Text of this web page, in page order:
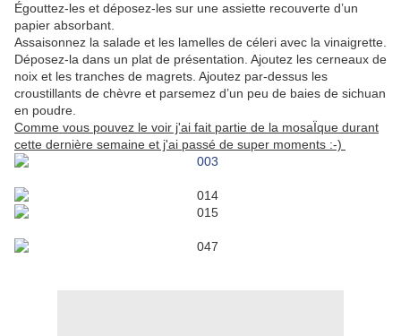
Égouttez-les et déposez-les sur une assiette recouverte d’un
papier absorbant.
Assaisonnez la salade et les lamelles de céleri avec la vinaigrette.
Déposez-la dans un plat de présentation. Ajoutez les cerneaux de
noix et les tranches de magrets. Ajoutez par-dessus les
croustillants de chèvre et parsemez d’un peu de baies de sichuan
en poudre.
Comme vous pouvez le voir j'ai fait partie de la mosaÏque durant
cette dernière semaine et j'ai passé de super moments :-)